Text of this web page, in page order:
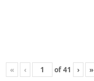
« ‹ of41 › »